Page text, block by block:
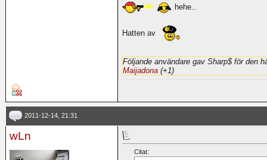
hehe..
Hatten av
Följande användare gav Sharp$ för den
Maijadona (+1)
2011-12-14, 21:31
wLn
Citat: